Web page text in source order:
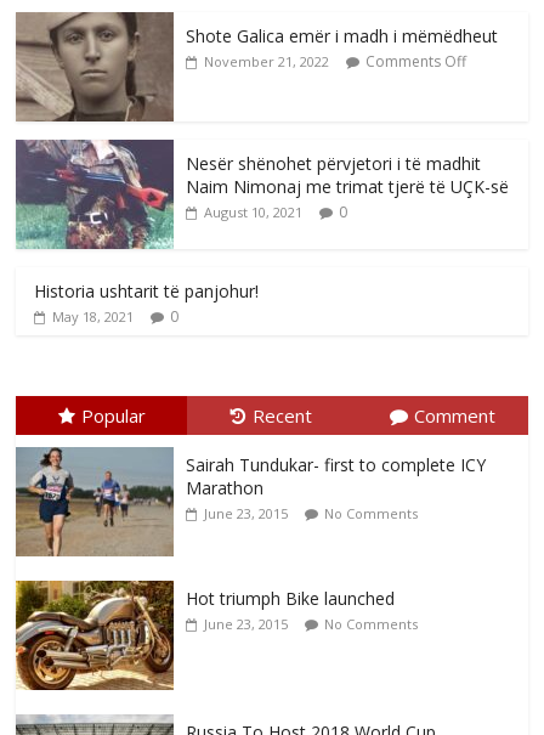
Shote Galica emër i madh i mëmëdheut
November 21, 2022 Comments Off
Nesër shënohet përvjetori i të madhit
Naim Nimonaj me trimat tjerë të UÇK-së
August 10, 2021 0
Historia ushtarit të panjohur!
May 18, 2021 0
Popular Recent Comment
Sairah Tundukar- first to complete ICY
Marathon
June 23, 2015 No Comments
Hot triumph Bike launched
June 23, 2015 No Comments